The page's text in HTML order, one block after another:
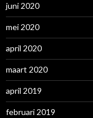
juni 2020
mei 2020
april 2020
maart 2020
april 2019
februari 2019